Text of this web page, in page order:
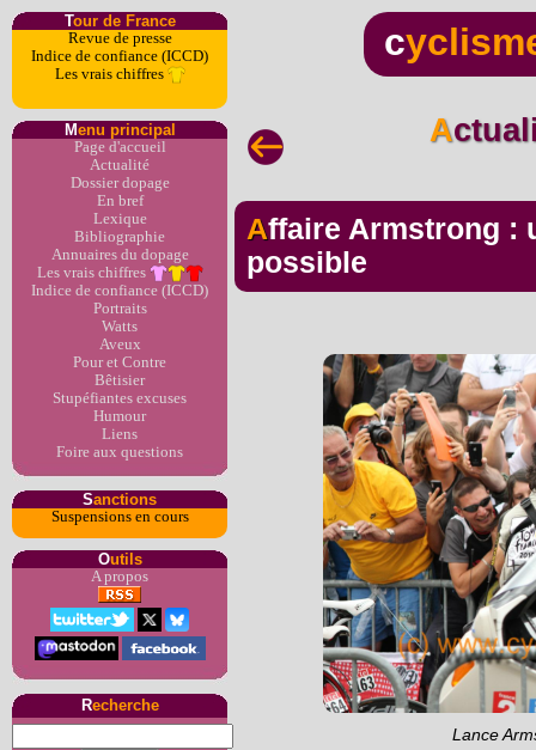
Tour de France
Revue de presse
Indice de confiance (ICCD)
Les vrais chiffres
Menu principal
Page d'accueil
Actualité
Dossier dopage
En bref
Lexique
Bibliographie
Annuaires du dopage
Les vrais chiffres
Indice de confiance (ICCD)
Portraits
Watts
Aveux
Pour et Contre
Bêtisier
Stupéfiantes excuses
Humour
Liens
Foire aux questions
Sanctions
Suspensions en cours
Outils
A propos
Recherche
c
Affaire Armstrong : une contre-expertise
possible
Lance